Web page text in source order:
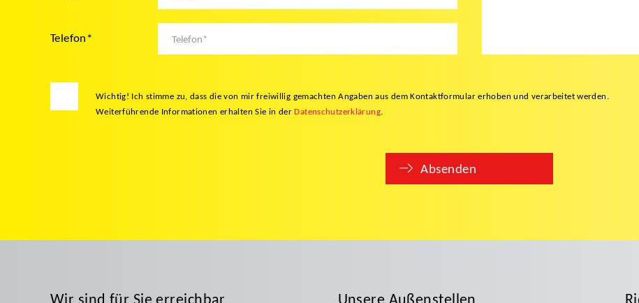
Telefon*
Wichtig! Ich stimme zu, dass die von mir freiwillig gemachten Angaben aus dem Kontaktformular erhoben und verarbeitet werden.
Weiterführende Informationen erhalten Sie in derDatenschutzerklärung.
Absenden
Wir sind für Sie erreichbar Unsere Außenstellen